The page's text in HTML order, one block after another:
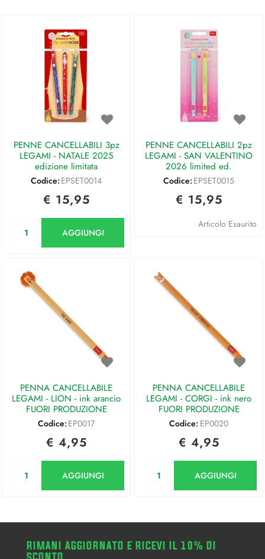
PENNE CANCELLABILI 3pz
LEGAMI - NATALE 2025
edizione limitata
Codice: EPSET0014
€ 15,95
AGGIUNGI
PENNE CANCELLABILI 2pz
LEGAMI - SAN VALENTINO
2026 limited ed.
Codice: EPSET0015
€ 15,95
Articolo Esaurito
PENNA CANCELLABILE
LEGAMI - LION - ink arancio
FUORI PRODUZIONE
Codice: EP0017
€ 4,95
AGGIUNGI
PENNA CANCELLABILE
LEGAMI - CORGI - ink nero
FUORI PRODUZIONE
Codice: EP0020
€ 4,95
AGGIUNGI
RIMANI AGGIORNATO E RICEVI IL 10% DI